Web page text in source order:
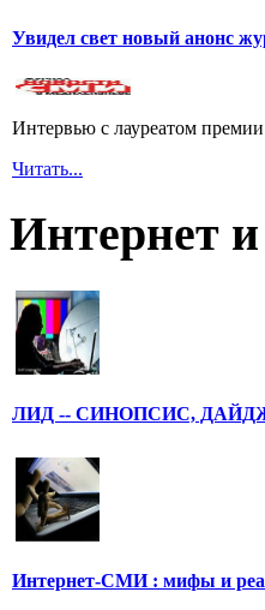
Увидел свет новый анонс
Интервью с лауреатом
Читать...
Интернет
ЛИД -- СИНОПСИС,
Интернет-СМИ : мифы и